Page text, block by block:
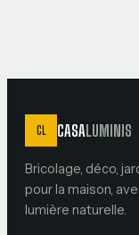
CL CASALUMINIS
Bricolage, déco,
pour la maison,
lumière naturelle.